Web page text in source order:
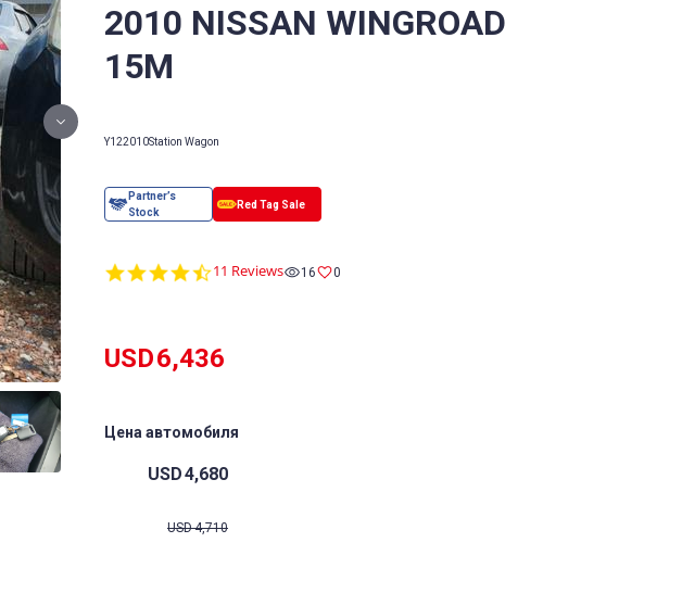
2010 NISSAN WINGROAD
15M
Y122010Station Wagon
4.6
11 Reviews 16 0
USD6,436
Цена автомобиля
USD4,680
USD4,710